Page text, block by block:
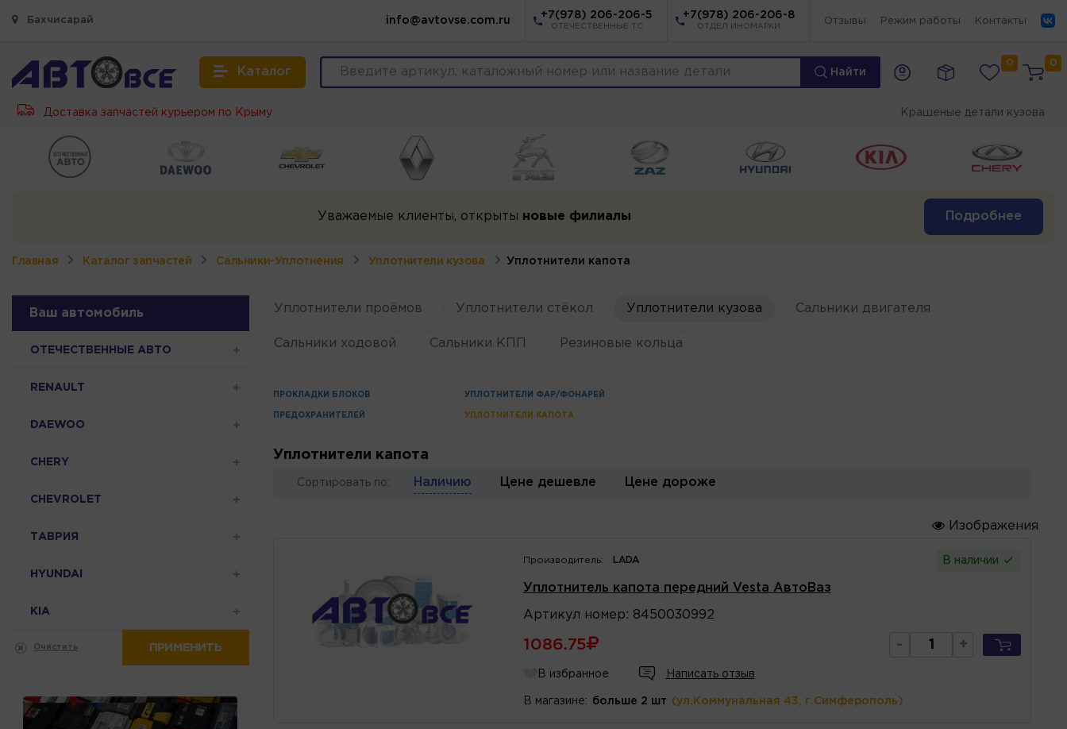
Бахчисарай info@avtovse.com.ru
+7(978) 206-206-5
ОТЕЧЕСТВЕННЫЕ ТС
+7(978) 206-206-8
ОТДЕЛ ИНОМАРКИ
Отзывы Режим работы Контакты
Каталог Найти
0 0
Доставка запчастей курьером по Крыму Крашеные детали кузова
Уважаемые клиенты, открыты новые филиалы Подробнее
Главная Каталог запчастей Сальники-Уплотнения Уплотнители кузова Уплотнители капота
Ваш автомобиль
ОТЕЧЕСТВЕННЫЕ АВТО
RENAULT
DAEWOO
CHERY
CHEVROLET
ТАВРИЯ
HYUNDAI
KIA
Очистить ПРИМЕНИТЬ
Уплотнители проёмов Уплотнители стёкол Уплотнители кузова Сальники двигателя
Сальники ходовой Сальники КПП Резиновые кольца
ПРОКЛАДКИ БЛОКОВ
ПРЕДОХРАНИТЕЛЕЙ
УПЛОТНИТЕЛИ ФАР/ФОНАРЕЙ
УПЛОТНИТЕЛИ КАПОТА
Уплотнители капота
Сортировать по: Наличию Цене дешевле Цене дороже
Изображения
Производитель: LADA В наличии
Уплотнитель капота передний Vesta АвтоВаз
Артикул номер : 8450030992
1086.75 - +
В избранное Написать отзыв
В магазине: больше 2 шт (ул.Коммунальная 43, г.Симферополь)